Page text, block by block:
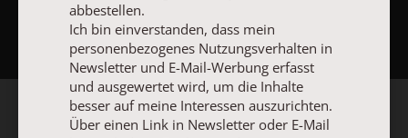
NACH OBEN
abbestellen.
Ich bin einverstanden, dass mein
personenbezogenes Nutzungsverhalten in
Newsletter und E-Mail-Werbung erfasst
und ausgewertet wird, um die Inhalte
besser auf meine Interessen auszurichten.
Über einen Link in Newsletter oder E-Mail